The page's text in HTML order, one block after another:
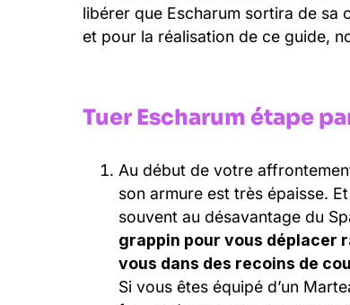
libérer que Escharum sortira de sa
et pour la réalisation de ce guide,
Tuer Escharum étape
Au début de votre
son armure est très épaisse.
souvent au désavantage du
grappin pour vous déplacer
vous dans des recoins de
Si vous êtes équipé d’un